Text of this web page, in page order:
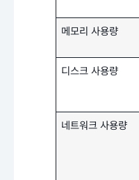
메모리 사용량
디스크 사용량
네트워크 사용량